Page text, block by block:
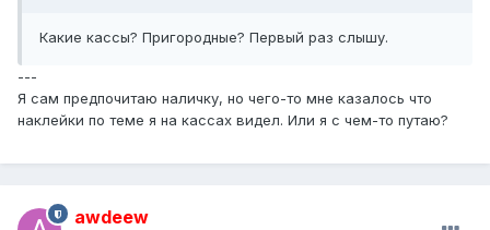
Какие кассы? Пригородные? Первый раз слышу.
---
Я сам предпочитаю наличку, но чего-то мне казалось что
наклейки по теме я на кассах видел. Или я с чем-то путаю?
awdeew